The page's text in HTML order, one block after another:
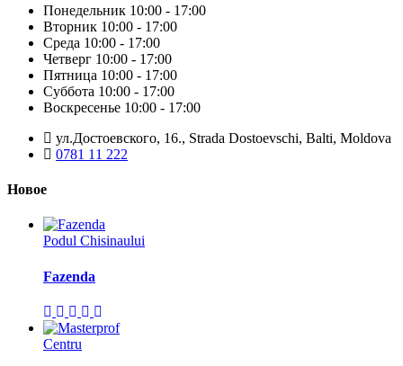
Понедельник 10:00 - 17:00
Вторник 10:00 - 17:00
Среда 10:00 - 17:00
Четверг 10:00 - 17:00
Пятница 10:00 - 17:00
Суббота 10:00 - 17:00
Воскресенье 10:00 - 17:00
ул.Достоевского, 16., Strada Dostoevschi, Balti, Moldova
0781 11 222
Новое
Podul Chisinaului
Fazenda
Centru